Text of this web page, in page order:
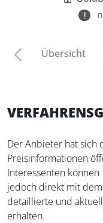
Übersicht
Der Anbieter hat sich
Preisinformationen
Interessenten können
jedoch direkt mit
detaillierte und
erhalten.